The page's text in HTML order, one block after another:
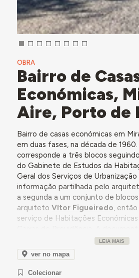
OBRA
Bairro de
Económicas,
Aire, Porto de
Bairro de casas económicas em
em duas fases, na década de
corresponde a três blocos
do Gabinete de Estudos da
Geral dos Serviços de
informação partilhada pelo
a segunda a um conjunto de
arquiteto Vítor Figueiredo,
serviço de Habitações
permitiu identificar que a
do bairro foi adjudicada ao
concurso, Adelino Carreira Soares,
LEIA MAIS
ver no mapa
Colecionar